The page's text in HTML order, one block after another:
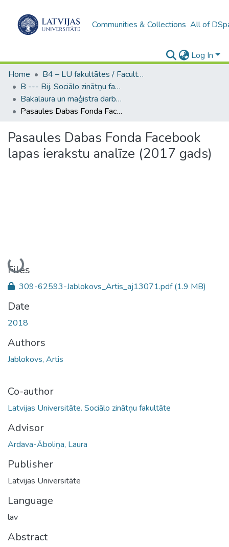
Communities & Collections All of
Log In
Home
B4 – LU fakultātes / Faculties of the UL
B --- Bij. Sociālo zinātņu fakultātes noslēguma darbi / Faculty of Social Sciences - Graduate works
Bakalaura un maģistra darbi (SZF) / Bachelor's and Master's theses
Pasaules Dabas Fonda Facebook lapas ierakstu analīze (2017 gads)
Pasaules Dabas Fonda Facebook
lapas ierakstu analīze (2017 gads)
Loading...
Files
309-62593-Jablokovs_Artis_aj13071.pdf(1.9 MB)
Date
2018
Authors
Jablokovs, Artis
Co-author
Latvijas Universitāte. Sociālo zinātņu fakultāte
Advisor
Ardava-Āboliņa, Laura
Publisher
Latvijas Universitāte
Language
lav
Abstract